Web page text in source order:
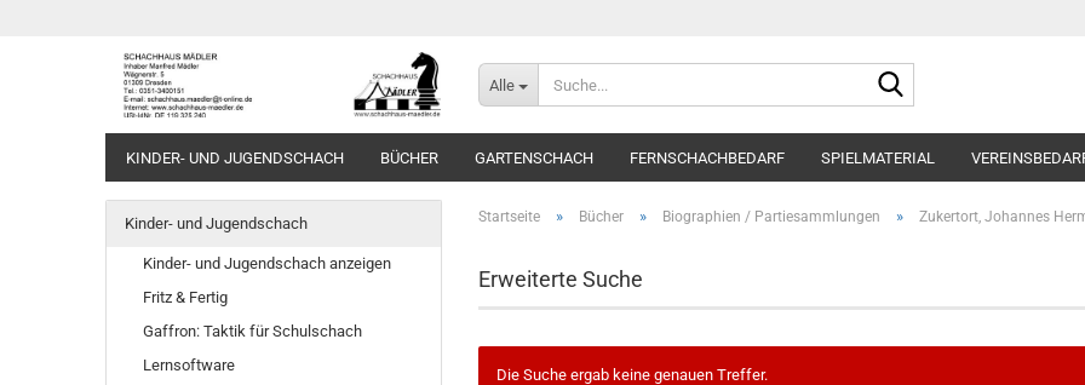
Alle
KINDER- UND JUGENDSCHACH BÜCHER GARTENSCHACH FERNSCHACHBEDARF SPIELMATERIAL
Startseite » Bücher » Biographien / Partiesammlungen » Zukertort, Johannes
Erweiterte Suche
Die Suche ergab keine genauen Treffer.
Kinder- und Jugendschach
Kinder- und Jugendschach anzeigen
Fritz & Fertig
Gaffron: Taktik für Schulschach
Lernsoftware